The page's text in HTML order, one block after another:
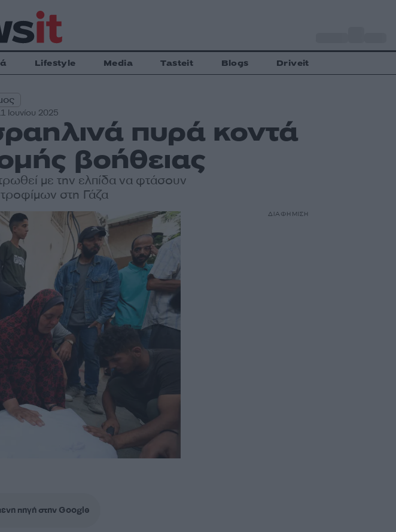
Lifestyle Media Tasteit Blogs Driveit
Ιουνίου 2025
πυρά κοντά
βοήθειας
με την ελπίδα να φτάσουν
στη Γάζα
πηγή στην Google
ΔΙΑΦΗΜΙΣΗ